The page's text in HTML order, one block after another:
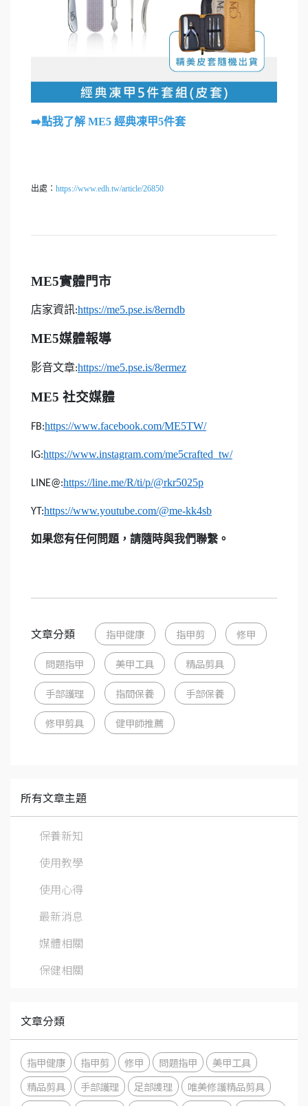
➡️點我了解 ME5 經典凍甲5件套
出處： https://www.edh.tw/article/26850
ME5實體門市
店家資訊:https://me5.pse.is/8erndb
ME5媒體報導
影音文章:https://me5.pse.is/8ermez
ME5 社交媒體
FB:https://www.facebook.com/ME5TW/
IG:https://www.instagram.com/me5crafted_tw/
LINE@:https://line.me/R/ti/p/@rkr5025p
YT:https://www.youtube.com/@me-kk4sb
如果您有任何問題，請隨時與我們聯繫。
文章分類 指甲健康 指甲剪 修甲
問題指甲 美甲工具 精品剪具
手部護理 指間保養 手部保養
修甲剪具 健甲師推薦
所有文章主題
保養新知
使用教學
使用心得
最新消息
媒體相關
保健相關
文章分類
指甲健康 指甲剪 修甲 問題指甲
美甲工具
精品剪具
手部護理 足部謢理
唯美修護精品剪具